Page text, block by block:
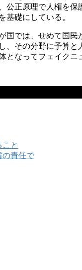
公正原理で人権を
基礎にしている。
国では、せめて国
、その分野に予算
となってフェイク
と
の責任で